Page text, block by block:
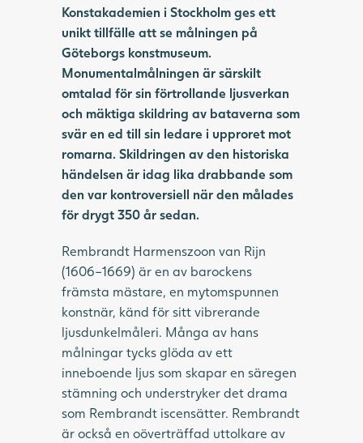
Konstakademien i Stockholm ges ett
unikt tillfälle att se målningen på
Göteborgs konstmuseum.
Monumentalmålningen är särskilt
omtalad för sin förtrollande ljusverkan
och mäktiga skildring av bataverna som
svär en ed till sin ledare i upproret mot
romarna. Skildringen av den historiska
händelsen är idag lika drabbande som
den var kontroversiell när den målades
för drygt 350 år sedan.
Rembrandt Harmenszoon van Rijn
(1606–1669) är en av barockens
främsta mästare, en mytomspunnen
konstnär, känd för sitt vibrerande
ljusdunkelmåleri. Många av hans
målningar tycks glöda av ett
inneboende ljus som skapar en säregen
stämning och understryker det drama
som Rembrandt iscensätter. Rembrandt
är också en oöverträffad uttolkare av